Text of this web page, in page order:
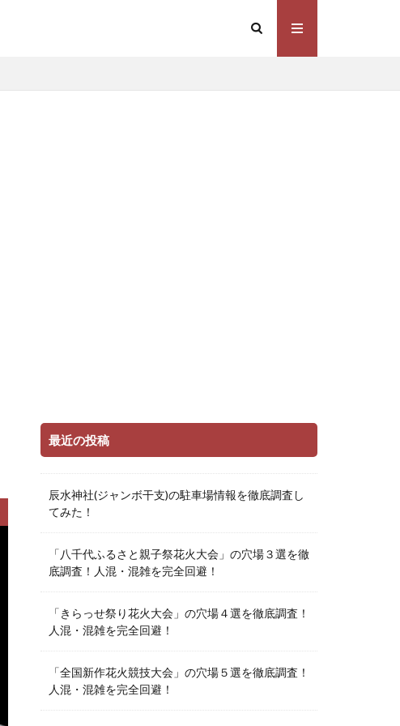
最近の投稿
辰水神社(ジャンボ干支)の駐車場情報を徹底調査し
てみた！
「八千代ふるさと親子祭花火大会」の穴場３選を徹
底調査！人混・混雑を完全回避！
「きらっせ祭り花火大会」の穴場４選を徹底調査！
人混・混雑を完全回避！
「全国新作花火競技大会」の穴場５選を徹底調査！
人混・混雑を完全回避！